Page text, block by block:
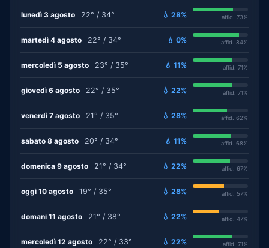
lunedì 3 agosto 22° / 34° 💧 28% affid. 73%
martedì 4 agosto 22° / 34° 💧 0% affid. 84%
mercoledì 5 agosto 23° / 35° 💧 11% affid. 71%
giovedì 6 agosto 22° / 35° 💧 22% affid. 71%
venerdì 7 agosto 21° / 35° 💧 28% affid. 62%
sabato 8 agosto 20° / 34° 💧 11% affid. 68%
domenica 9 agosto 21° / 34° 💧 22% affid. 67%
oggi 10 agosto 19° / 35° 💧 28% affid. 57%
domani 11 agosto 21° / 38° 💧 22% affid. 47%
mercoledì 12 agosto 22° / 33° 💧 22% affid. 71%